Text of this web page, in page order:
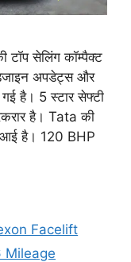
सेलिंग कॉम्पैक्ट
अपडेट्स और
है। 5 स्टार सेफ्टी
है। Tata की
है। 120 BHP
Facelift
Mileage